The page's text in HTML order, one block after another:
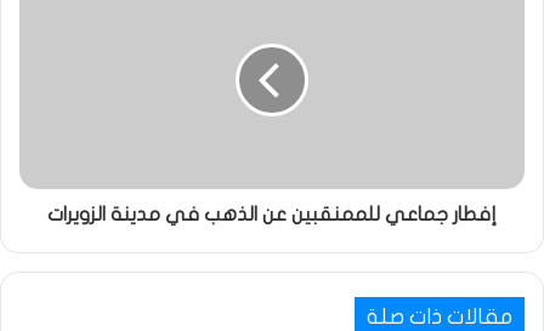
إفطار جماعي للممنقبين عن الذهب في مدينة الزويرات
مقالات ذات صلة